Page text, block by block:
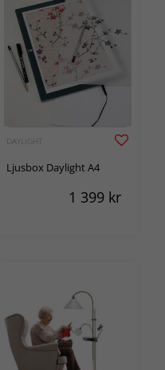
DAYLIGHT
Ljusbox Daylight A4
1 399 kr